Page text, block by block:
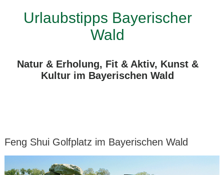
Urlaubstipps Bayerischer
Wald
Natur & Erholung, Fit & Aktiv, Kunst &
Kultur im Bayerischen Wald
Feng Shui Golfplatz im Bayerischen Wald